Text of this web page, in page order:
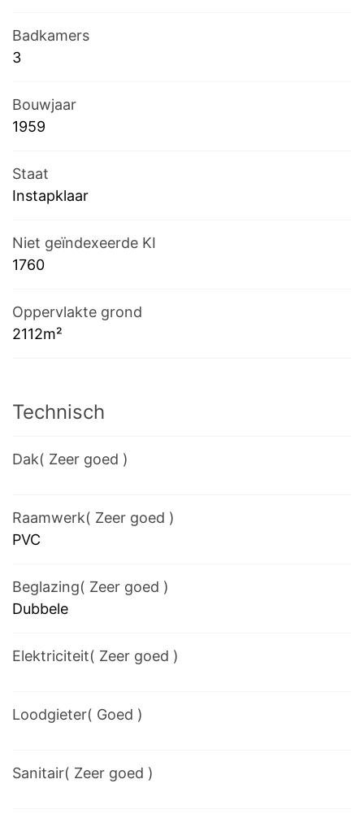
Badkamers
3
Bouwjaar
1959
Staat
Instapklaar
Niet geïndexeerde KI
1760
Oppervlakte grond
2112m²
Technisch
Dak( Zeer goed )
Raamwerk( Zeer goed )
PVC
Beglazing( Zeer goed )
Dubbele
Elektriciteit( Zeer goed )
Loodgieter( Goed )
Sanitair( Zeer goed )